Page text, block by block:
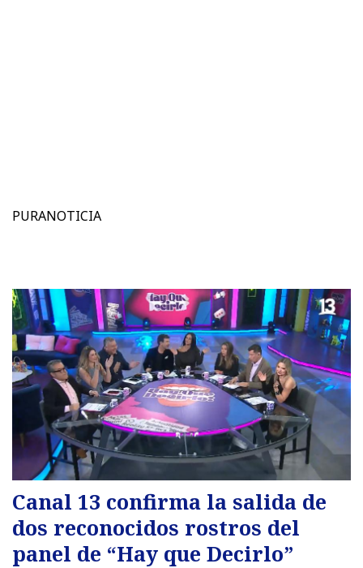
PURANOTICIA
Canal 13 confirma la salida de
dos reconocidos rostros del
panel de “Hay que Decirlo”